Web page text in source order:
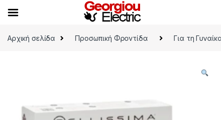
Αρχική σελίδα
Προσωπική Φροντίδα Για τη